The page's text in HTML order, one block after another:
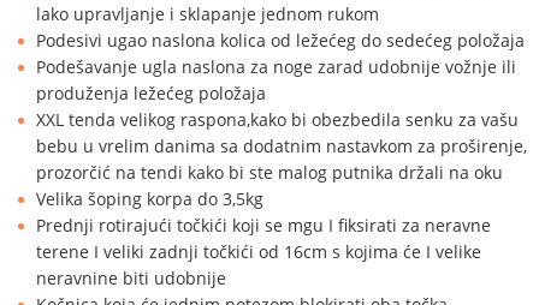
lako upravljanje i sklapanje jednom rukom
Podesivi ugao naslona kolica od ležećeg do sedećeg položaja
Podešavanje ugla naslona za noge zarad udobnije vožnje ili
produženja ležećeg položaja
XXL tenda velikog raspona,kako bi obezbedila senku za vašu
bebu u vrelim danima sa dodatnim nastavkom za proširenje,
prozorčić na tendi kako bi ste malog putnika držali na oku
Velika šoping korpa do 3,5kg
Prednji rotirajući točkići koji se mgu I fiksirati za neravne
terene I veliki zadnji točkići od 16cm s kojima će I velike
neravnine biti udobnije